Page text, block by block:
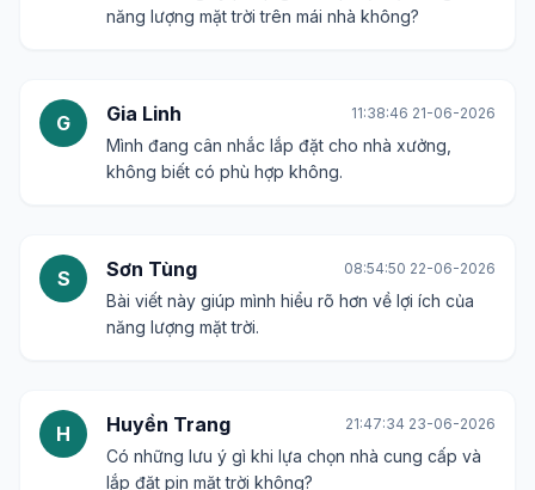
năng lượng mặt trời trên mái nhà không?
G Gia Linh 11:38:46 21-06-2026
Mình đang cân nhắc lắp đặt cho nhà xưởng,
không biết có phù hợp không.
S Sơn Tùng 08:54:50 22-06-2026
Bài viết này giúp mình hiểu rõ hơn về lợi ích của
năng lượng mặt trời.
H Huyền Trang 21:47:34 23-06-2026
Có những lưu ý gì khi lựa chọn nhà cung cấp và
lắp đặt pin mặt trời không?